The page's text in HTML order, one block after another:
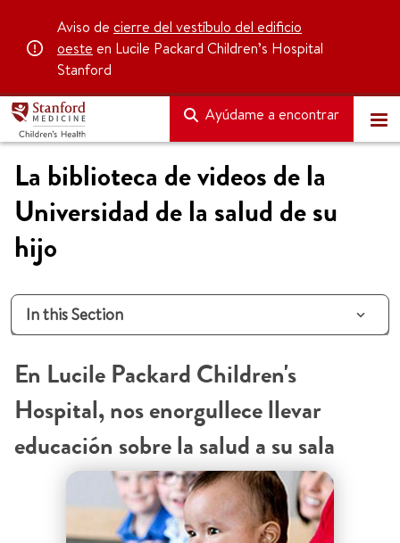
Aviso de cierre del vestíbulo del edificio
oeste en Lucile Packard Children’s Hospital
Stanford
Ayúdame a encontrar
La biblioteca de videos de la
Universidad de la salud de su
hijo
In this Section
En Lucile Packard Children's
Hospital, nos enorgullece llevar
educación sobre la salud a su sala